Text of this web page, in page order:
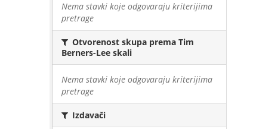
Nema stavki koje odgovaraju kriterijima
pretrage
Otvorenost skupa prema Tim
Berners-Lee skali
Nema stavki koje odgovaraju kriterijima
pretrage
Izdavači